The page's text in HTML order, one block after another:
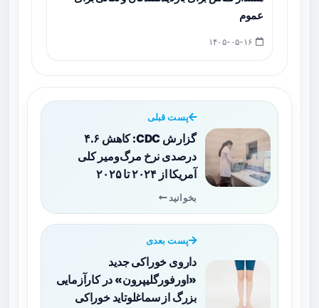
عموم
پست قبلی
گزارش CDC: کاهش ۴.۶
درصدی نرخ مرگ‌ومیر کلی
آمریکا از ۲۰۲۴ تا ۲۰۲۵
بخوانید
پست بعدی
داروی خوراکی جدید
«اورفورگلیپرون» در کارآزمایی
بزرگ از سماغلوتاید خوراکی